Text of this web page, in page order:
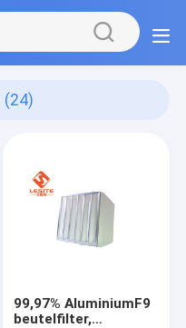
(24)
99,97% AluminiumF9
beutelfilter,